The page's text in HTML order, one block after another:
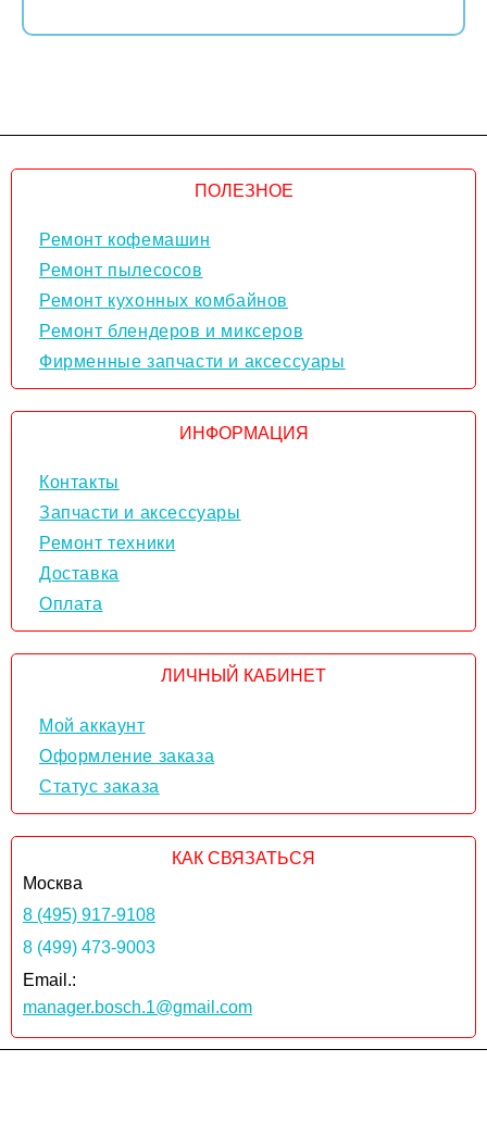
ПОЛЕЗНОЕ
Ремонт кофемашин
Ремонт пылесосов
Ремонт кухонных комбайнов
Ремонт блендеров и миксеров
Фирменные запчасти и аксессуары
ИНФОРМАЦИЯ
Контакты
Запчасти и аксессуары
Ремонт техники
Доставка
Оплата
ЛИЧНЫЙ КАБИНЕТ
Мой аккаунт
Оформление заказа
Статус заказа
КАК СВЯЗАТЬСЯ
Москва
8 (495) 917-9108
8 (499) 473-9003
Email.:
manager.bosch.1@gmail.com